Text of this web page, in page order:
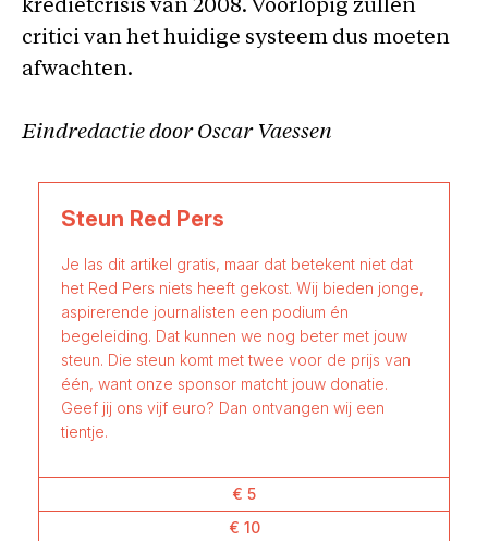
kredietcrisis van 2008. Voorlopig zullen
critici van het huidige systeem dus moeten
afwachten.
Eindredactie door Oscar Vaessen
Steun Red Pers
Je las dit artikel gratis, maar dat betekent niet dat
het Red Pers niets heeft gekost. Wij bieden jonge,
aspirerende journalisten een podium én
begeleiding. Dat kunnen we nog beter met jouw
steun. Die steun komt met twee voor de prijs van
één, want onze sponsor matcht jouw donatie.
Geef jij ons vijf euro? Dan ontvangen wij een
tientje.
€ 5
€ 10